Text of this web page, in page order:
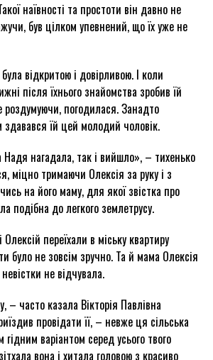
наївності та простоти він давно не
був цілком упевнений, що їх уже не
відкритою і довірливою. І коли
після їхнього знайомства зробив їй
роздумуючи, погодилася. Занадто
здавався їй цей молодий чоловік.
Надя нагадала, так і вийшло», – тихенько
міцно тримаючи Олексія за руку і з
на його маму, для якої звістка про
подібна до легкого землетрусу.
переїхали в міську квартиру
було не зовсім зручно. Та й мама Олексія
не відчувала.
– часто казала Вікторія Павлівна
провідати її, – невже ця сільська
варіантом серед усього твого
вона і хитала головою з красиво